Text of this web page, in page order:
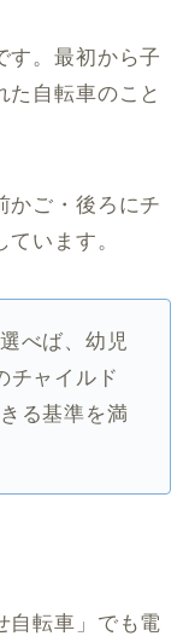
す。最初から子
自転車のこと
かご・後ろにチ
います。
べば、幼児
チャイルド
る基準を満
自転車」でも電